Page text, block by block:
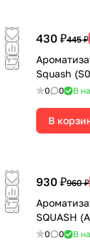
430 ₽445 ₽
Squash
0 0 В
В
930 ₽960 ₽
SQUASH
0 0 В